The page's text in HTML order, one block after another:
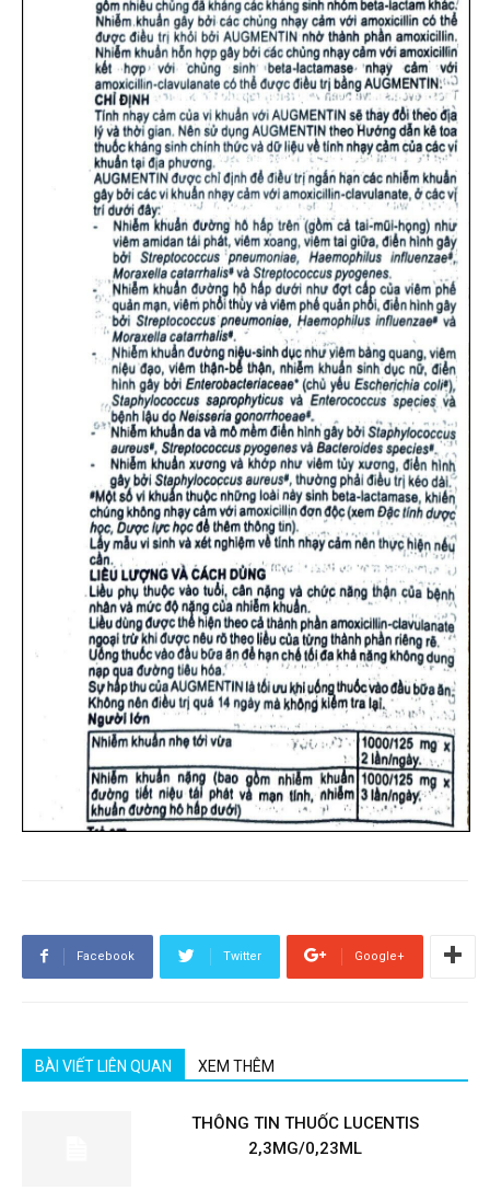
Facebook Twitter Google+
BÀI VIẾT LIÊN QUAN XEM THÊM
THÔNG TIN THUỐC LUCENTIS
2,3MG/0,23ML